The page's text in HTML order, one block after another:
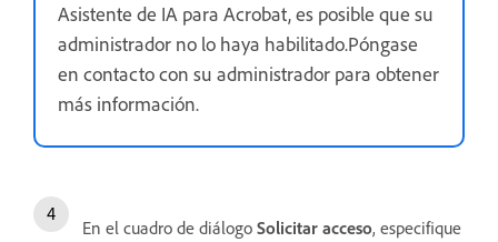
Asistente de IA para Acrobat, es posible que su
administrador no lo haya habilitado.Póngase
en contacto con su administrador para obtener
más información.
En el cuadro de diálogo Solicitar acceso, especifique